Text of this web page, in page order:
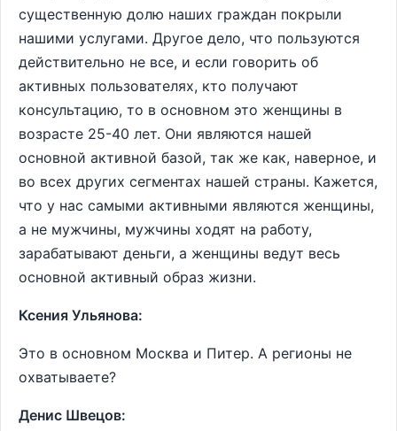
существенную долю наших граждан покрыли
нашими услугами. Другое дело, что пользуются
действительно не все, и если говорить об
активных пользователях, кто получают
консультацию, то в основном это женщины в
возрасте 25-40 лет. Они являются нашей
основной активной базой, так же как, наверное, и
во всех других сегментах нашей страны. Кажется,
что у нас самыми активными являются женщины,
а не мужчины, мужчины ходят на работу,
зарабатывают деньги, а женщины ведут весь
основной активный образ жизни.
Ксения Ульянова:
Это в основном Москва и Питер. А регионы не
охватываете?
Денис Швецов: